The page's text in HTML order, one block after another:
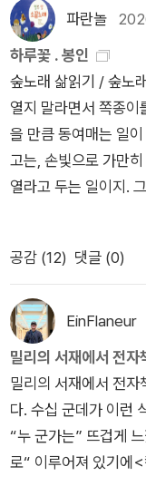
것이 진짜 '나' 라고 고
모든 것들은 고정 되
모든 것은 실체가 없
生起)에 의한 관계를
인연은 소중한 것이
기 성품이란 없다)이
노자의 유무상생(有
역의 일음일양지위
다)으로 그 뜻이 같
말하는 것이 아님에도
기호 일뿐 실체가 아
논리적인 개념일 뿐>
사학위 과정을 밟을
단지 기호 일뿐 실체
(汤一介:1927~2014)
(道)나 공(空) 이란 것
란 것이며 이는 관계
정에 집중하는 사람은
7 힘을 빼는 이유는
한 발짝 뒤로 물러나
서기 위한 희망에 있
내려놓는다, 힘을 빼
있습니다. 더 잘하려
다는 걸 몸소 깨달았습
문장으로 가득합니다
하는 자세로 꼭 읽어
남의 행복과 삶을 쳐
파란놀
하루꽃 . 봉인
숲노래 삶읽기 / 숲노
열지 말라면서 쪽종이
을 만큼 동여매는 일
고는, 손빛으로 가만
열라고 두는 일이지.
룰 줄 모르고, 쓸 줄
과 배짱으로 부러워한
“그날 그곳 그사람”
런 짓을 한 사람은 그
기에 봉인을 건드려.
여다보려고 해. 속에
서 무턱대고 연 탓에,
쇠사슬이나 말뚝이
몸이 다쳐서 피가 날
지는 두껍거나 무겁
공감 (12) 댓글 (0)
EinFlaneur
밀리의 서재에서 전
밀리의 서재에서 전
다. 수십 군데가 이런
“누 군가는” 뜨겁게
로“ 이루어져 있기에